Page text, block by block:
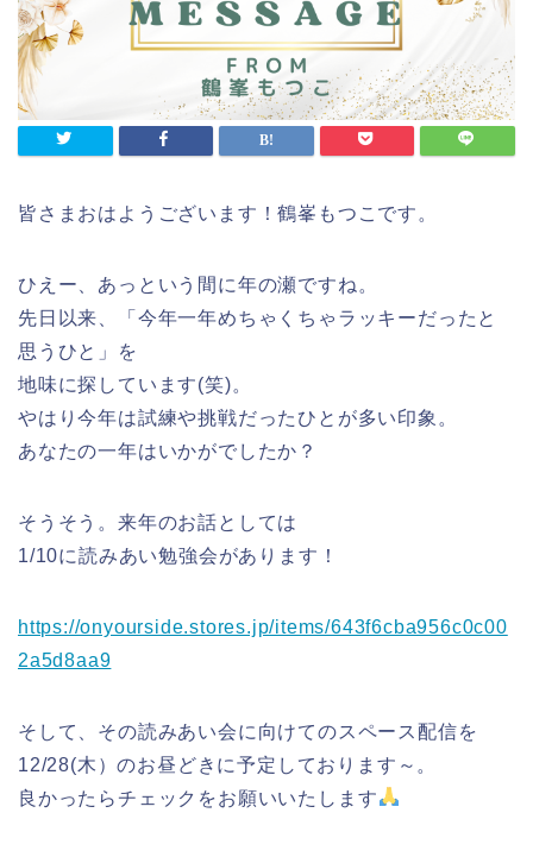
皆さまおはようございます！鶴峯もつこです。
ひえー、あっという間に年の瀬ですね。
先日以来、「今年一年めちゃくちゃラッキーだったと
思うひと」を
地味に探しています(笑)。
やはり今年は試練や挑戦だったひとが多い印象。
あなたの一年はいかがでしたか？
そうそう。来年のお話としては
1/10に読みあい勉強会があります！
https://onyourside.stores.jp/items/643f6cba956c0c00
2a5d8aa9
そして、その読みあい会に向けてのスペース配信を
12/28(木）のお昼どきに予定しております～。
良かったらチェックをお願いいたします